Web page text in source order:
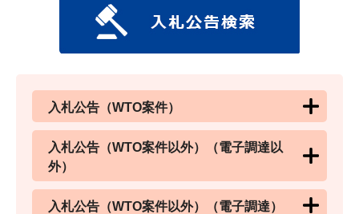
入札公告（WTO案件）
入札公告（WTO案件以外）（電子調達以
外）
入札公告（WTO案件以外）（電子調達）